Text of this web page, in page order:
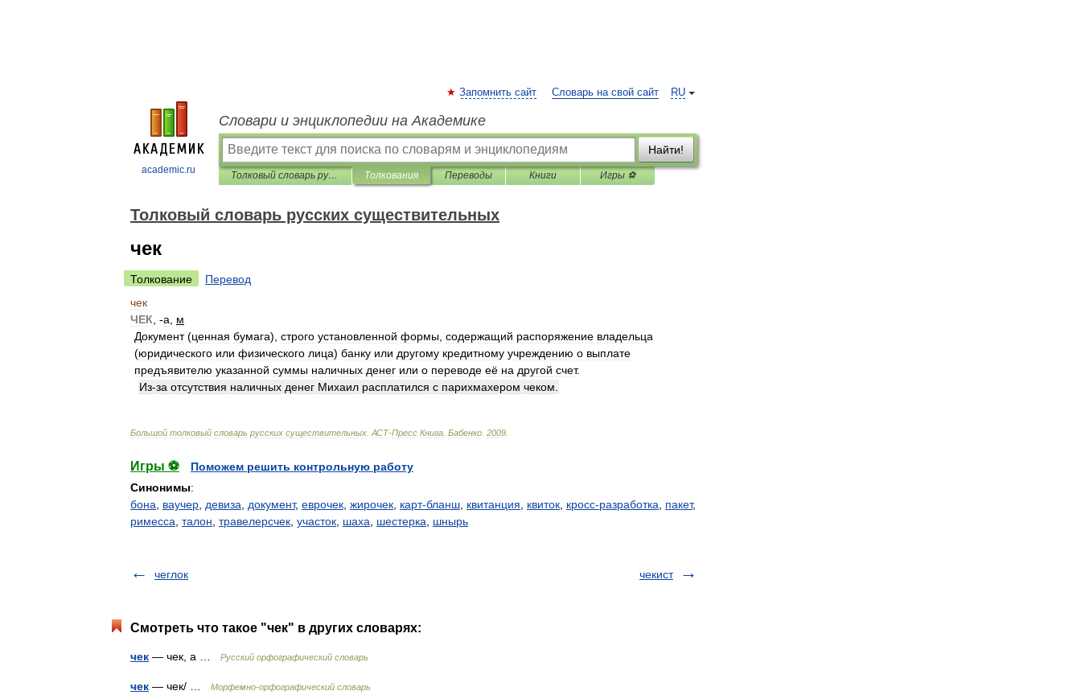
academic.ru
RU
Запомнить сайт Словарь на свой сайт
Словари и энциклопедии на Академике
Найти!
Толковый словарь русских существительных Толкования Переводы Книги Игры ⚽
Толковый словарь русских существительных
чек
Толкование
Перевод
чек
ЧЕК , -а
м
Документ(ценная бумага), строго установленной формы содержащий распоряжение владельца
(юридического или физического лица) банку или другому кредитному учреждению о выплате
предъявителю указанной суммы наличных денег или о переводе её на другой счет.
Из-за отсутствия наличных денег Михаил расплатился с парихмахером чеком
Большой толковый словарь русских существительных АСТ-Пресс Книга Бабенко 2009
Игры ⚽
Поможем решить контрольную работу
Синонимы:
бона
ваучер девиза документ, еврочек жирочек карт-бланш квитанция квиток кросс-разработка пакет,
римесса талон травелерсчек участок шаха шестерка шнырь
чеглок чекист
Смотреть что такое "чек" в других словарях:
чек — чек, а … Русский орфографический словарь
чек — чек/ … Морфемно-орфографический словарь